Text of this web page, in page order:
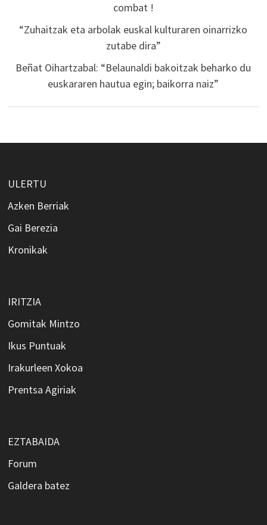
combat !
“Zuhaitzak eta arbolak euskal kulturaren oinarrizko
zutabe dira”
Beñat Oihartzabal: “Belaunaldi bakoitzak beharko du
euskararen hautua egin; baikorra naiz”
ULERTU
Azken Berriak
Gai Berezia
Kronikak
IRITZIA
Gomitak Mintzo
Ikus Puntuak
Irakurleen Xokoa
Prentsa Agiriak
EZTABAIDA
Forum
Galdera batez